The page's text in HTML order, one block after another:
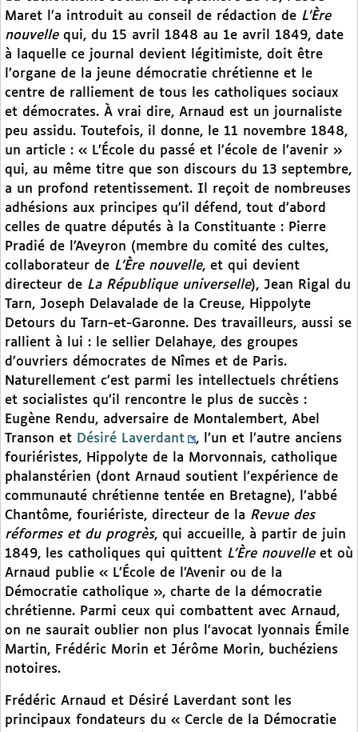
Maret l’a introduit au conseil de rédaction de L’Ère
nouvellequi, du 15 avril 1848 au 1e avril 1849, date
à laquelle ce journal devient légitimiste, doit être
l’organe de la jeune démocratie chrétienne et le
centre de ralliement de tous les catholiques sociaux
et démocrates. À vrai dire, Arnaud est un journaliste
peu assidu. Toutefois, il donne, le 11 novembre 1848,
un article : « L’École du passé et l’école de l’avenir »
qui, au même titre que son discours du 13 septembre,
a un profond retentissement. Il reçoit de nombreuses
adhésions aux principes qu’il défend, tout d’abord
celles de quatre députés à la Constituante : Pierre
Pradié de l’Aveyron (membre du comité des cultes,
collaborateur de L’Ère nouvelle, et qui devient
directeur de La République universelle), Jean Rigal du
Tarn, Joseph Delavalade de la Creuse, Hippolyte
Detours du Tarn-et-Garonne. Des travailleurs, aussi se
rallient à lui : le sellier Delahaye, des groupes
d’ouvriers démocrates de Nîmes et de Paris.
Naturellement c’est parmi les intellectuels chrétiens
et socialistes qu’il rencontre le plus de succès :
Eugène Rendu, adversaire de Montalembert, Abel
Transon et Désiré Laverdant
, l’un et l’autre anciens
fouriéristes, Hippolyte de la Morvonnais, catholique
phalanstérien (dont Arnaud soutient l’expérience de
communauté chrétienne tentée en Bretagne), l’abbé
Chantôme, fouriériste, directeur de la Revue des
réformes et du progrès, qui accueille, à partir de juin
1849, les catholiques qui quittent L’Ère nouvelleet où
Arnaud publie « L’École de l’Avenir ou de la
Démocratie catholique », charte de la démocratie
chrétienne. Parmi ceux qui combattent avec Arnaud,
on ne saurait oublier non plus l’avocat lyonnais Émile
Martin, Frédéric Morin et Jérôme Morin, buchéziens
notoires.
Frédéric Arnaud et Désiré Laverdant sont les
principaux fondateurs du « Cercle de la Démocratie